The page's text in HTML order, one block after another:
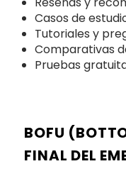
Casos de
Tutoriales y
Comparativas
Pruebas
BOFU
FINAL DEL